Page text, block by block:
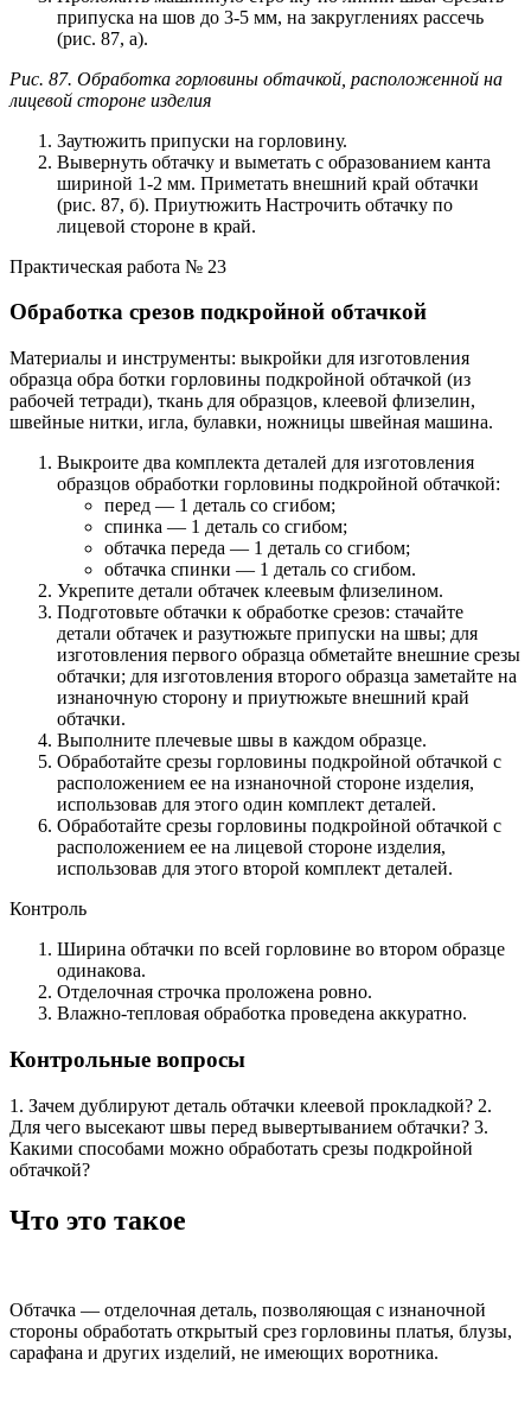
припуска на шов до 3-5 мм, на закруглениях рассечь
(рис. 87, а).
Рис. 87. Обработка горловины обтачкой, расположенной на
лицевой стороне изделия
Заутюжить припуски на горловину.
Вывернуть обтачку и выметать с образованием канта
шириной 1-2 мм. Приметать внешний край обтачки
(рис. 87, б). Приутюжить Настрочить обтачку по
лицевой стороне в край.
Практическая работа № 23
Обработка срезов подкройной обтачкой
Материалы и инструменты: выкройки для изготовления
образца обра ботки горловины подкройной обтачкой (из
рабочей тетради), ткань для образцов, клеевой флизелин,
швейные нитки, игла, булавки, ножницы швейная машина.
Выкроите два комплекта деталей для изготовления
образцов обработки горловины подкройной обтачкой:
перед — 1 деталь со сгибом;
спинка — 1 деталь со сгибом;
обтачка переда — 1 деталь со сгибом;
обтачка спинки — 1 деталь со сгибом.
Укрепите детали обтачек клеевым флизелином.
Подготовьте обтачки к обработке срезов: стачайте
детали обтачек и разутюжьте припуски на швы; для
изготовления первого образца обметайте внешние срезы
обтачки; для изготовления второго образца заметайте на
изнаночную сторону и приутюжьте внешний край
обтачки.
Выполните плечевые швы в каждом образце.
Обработайте срезы горловины подкройной обтачкой с
расположением ее на изнаночной стороне изделия,
использовав для этого один комплект деталей.
Обработайте срезы горловины подкройной обтачкой с
расположением ее на лицевой стороне изделия,
использовав для этого второй комплект деталей.
Контроль
Ширина обтачки по всей горловине во втором образце
одинакова.
Отделочная строчка проложена ровно.
Влажно-тепловая обработка проведена аккуратно.
Контрольные вопросы
1. Зачем дублируют деталь обтачки клеевой прокладкой? 2.
Для чего высекают швы перед вывертыванием обтачки? 3.
Какими способами можно обработать срезы подкройной
обтачкой?
Что это такое
Обтачка — отделочная деталь, позволяющая с изнаночной
стороны обработать открытый срез горловины платья, блузы,
сарафана и других изделий, не имеющих воротника.